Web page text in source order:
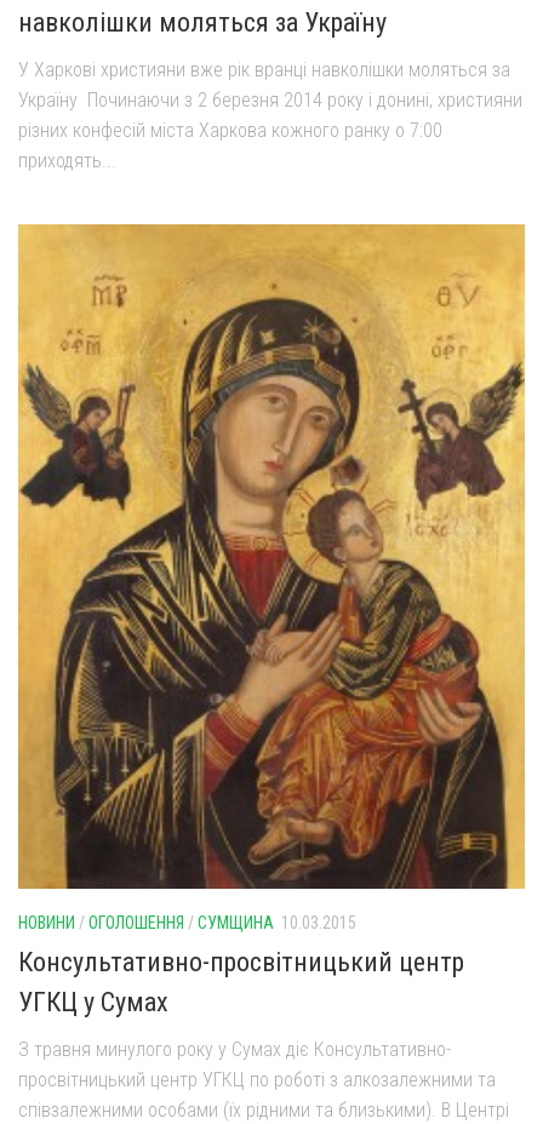
Оголошення
Трансляції
навколішки моляться за Україну
У Харкові християни вже рік вранці навколішки моляться за
Україну Починаючи з 2 березня 2014 року і донині, християни
різних конфесій міста Харкова кожного ранку о 7:00
приходять...
НОВИНИ /ОГОЛОШЕННЯ /СУМЩИНА 10.03.2015
Консультативно-просвітницький центр
УГКЦ у Сумах
З травня минулого року у Сумах діє Консультативно-
просвітницький центр УГКЦ по роботі з алкозалежними та
співзалежними особами (їх рідними та близькими). В Центрі